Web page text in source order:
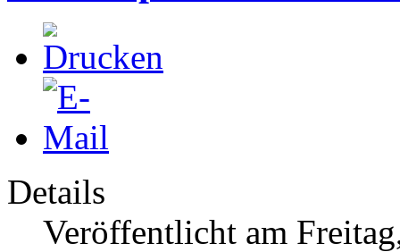
Details
Veröffentlicht am